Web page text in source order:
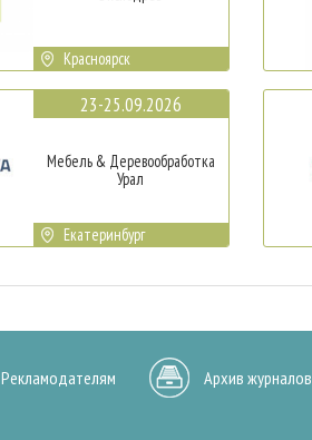
Красноярск
23-25.09.2026
Мебель & Деревообработка
Урал
Екатеринбург
Рекламодателям Архив журналов